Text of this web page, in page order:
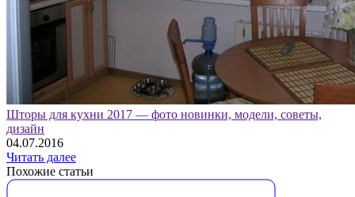
Шторы для кухни 2017 — фото новинки, модели, советы,
дизайн
04.07.2016
Читать далее
Похожие статьи